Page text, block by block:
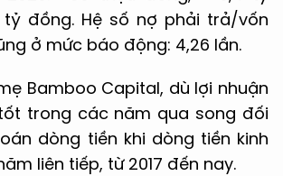
tỷ đồng. Hệ số nợ phải trả/vốn
ở mức báo động: 4,26 lần.
Bamboo Capital, dù lợi nhuận
trong các năm qua song đối
dòng tiền khi dòng tiền kinh
liên tiếp, từ 2017 đến nay.